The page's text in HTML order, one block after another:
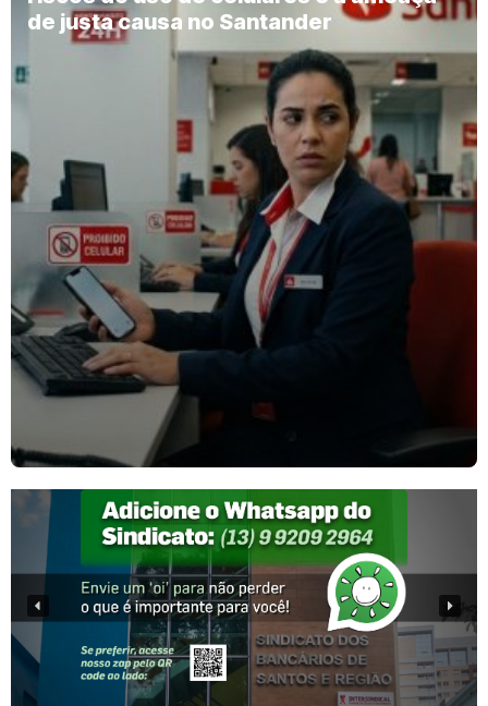
de justa causa no Santander